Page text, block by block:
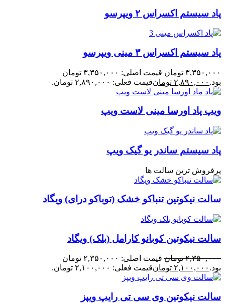
پاد سیستم اکسراس ۲ ویپرسو
پاد سیستم اکسراس ۳ مینی ویپرسو
۳,۳۵۰,۰۰۰ تومان
قیمت اصلی: ۳,۳۵۰,۰۰۰ تومان
بود. ۲,۸۹۰,۰۰۰ تومانقیمت فعلی: ۲,۸۹۰,۰۰۰ تومان.
ویپ پاد اورسا مینی لاست ویپ
پاد سیستم ساندر یو گیک ویپ
پرفروش ترین سالت ها
سالت نیکوتین تنباکو خشک (توباکو درای) ویگاد
سالت نیکوتین کوبانو کارامل (بلک) ویگاد
۲,۳۵۰,۰۰۰ تومان
قیمت اصلی: ۲,۳۵۰,۰۰۰ تومان
بود. ۲,۱۰۰,۰۰۰ تومانقیمت فعلی: ۲,۱۰۰,۰۰۰ تومان.
سالت نیکوتین وی سی تی رایپ ویپز